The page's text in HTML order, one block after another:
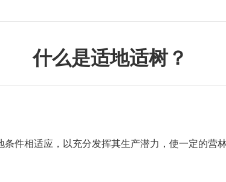
什么是适地适树？
相适应，以充分发挥其生产潜力，使一定的营林